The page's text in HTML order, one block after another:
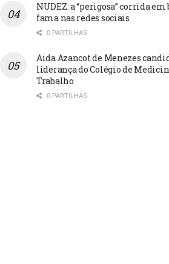
NUDEZ: a “perigosa” corrida em
fama nas redes sociais
0 PARTILHAS
Aida Azancot de Menezes
liderança do Colégio de
Trabalho
0 PARTILHAS